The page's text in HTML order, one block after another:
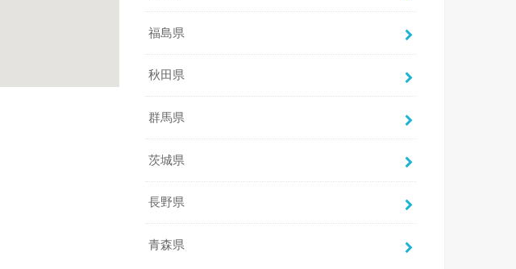
福島県
秋田県
群馬県
茨城県
長野県
青森県